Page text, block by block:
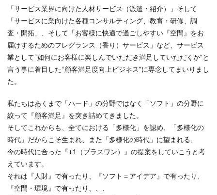
「サービス業界に向けた人材サービス（派遣・紹介）」そして
「サービスに業向けた各種コンサルティング、教育・研修、調
査・開拓」、そして「お客様に快適で過ごしやすい『空間』をお
届けするためのフレグランス（香り）サービス」など、サービス
業として“如何にお客様に楽しんでいただき満足していただくか”と
言う事に着目した“顧客満足度向上ビジネス”に専念してまいりまし
た。
私たちはあくまで「ハード」の分野ではなく「ソフト」の分野に
絞って『顧客満足』を突き詰めてきました。
そしてこれからも、全てにおける「多様化」を認め、「多様化の
時代」だからこそ生まれ、また「多様化の時代」に望まれる、
今の時代に合った『+1（プラスワン）』の提案をしていこうと考
えています。
それは『人財』で有ったり、『ソフト＝アイデア』で有ったり、
『空間・環境』で有ったり、、、